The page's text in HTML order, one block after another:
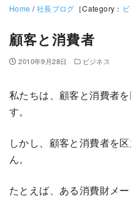
Home /社長ブログ ［Category：
顧客と消費者
2010年9月28日 ビジネス
私たちは、顧客と消費者
す。
しかし、顧客と消費者を
ん。
たとえば、ある消費財メ